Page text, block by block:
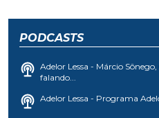
PODCASTS
Adelor Lessa - Márcio
falando...
Adelor Lessa - Programa